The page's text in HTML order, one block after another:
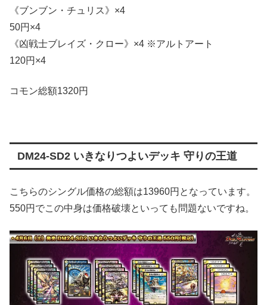
《ブンブン・チュリス》×4
50円×4
《凶戦士ブレイズ・クロー》×4 ※アルトアート
120円×4
コモン総額1320円
DM24-SD2 いきなりつよいデッキ 守りの王道
こちらのシングル価格の総額は13960円となっています。
550円でこの中身は価格破壊といっても問題ないですね。